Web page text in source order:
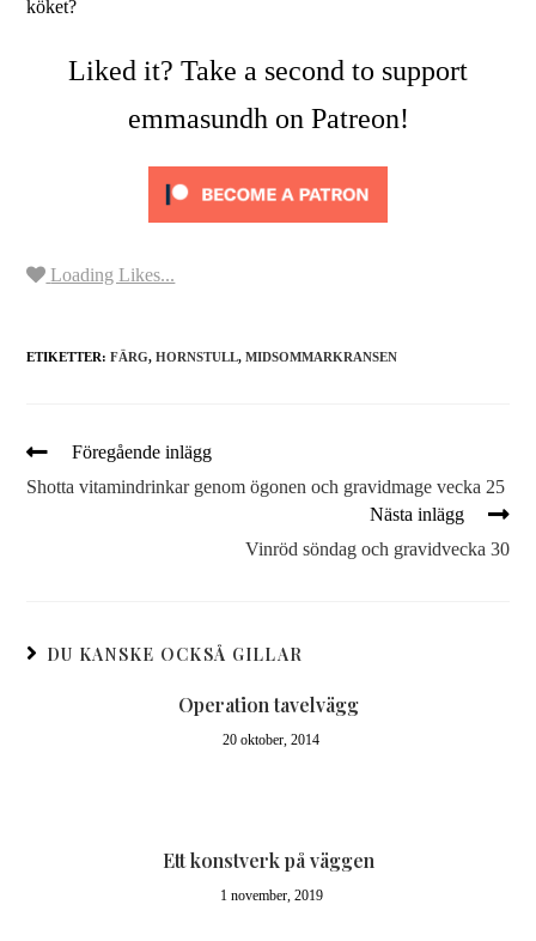
köket?
Liked it? Take a second to support
emmasundh on Patreon!
Loading Likes...
ETIKETTER:FÄRG, HORNSTULL, MIDSOMMARKRANSEN
Föregående inlägg
Shotta vitamindrinkar genom ögonen och gravidmage vecka 25
Nästa inlägg
Vinröd söndag och gravidvecka 30
DU KANSKE OCKSÅ GILLAR
Operation tavelvägg
20 oktober, 2014
Ett konstverk på väggen
1 november, 2019